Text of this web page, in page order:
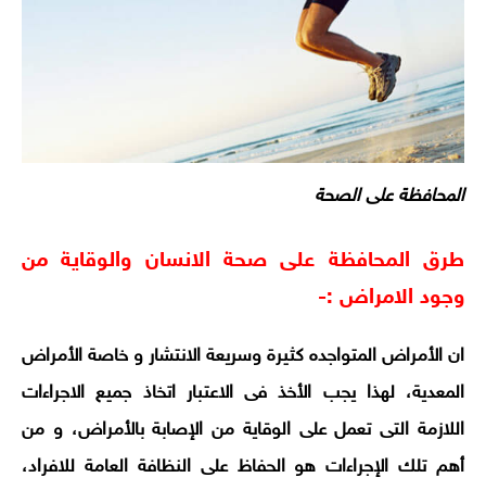
المحافظة على الصحة
طرق المحافظة على صحة الانسان والوقاية من
وجود الامراض :-
ان الأمراض المتواجده كثيرة وسريعة الانتشار و خاصة الأمراض
المعدية، لهذا يجب الأخذ فى الاعتبار اتخاذ جميع الاجراءات
اللازمة التى تعمل على الوقاية من الإصابة بالأمراض، و من
أهم تلك الإجراءات هو الحفاظ على النظافة العامة للافراد،